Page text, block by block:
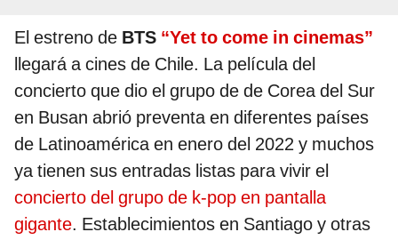
El estreno de BTS “Yet to come in cinemas”
llegará a cines de Chile. La película del
concierto que dio el grupo de de Corea del Sur
en Busan abrió preventa en diferentes países
de Latinoamérica en enero del 2022 y muchos
ya tienen sus entradas listas para vivir el
concierto del grupo de k-pop en pantalla
gigante. Establecimientos en Santiago y otras